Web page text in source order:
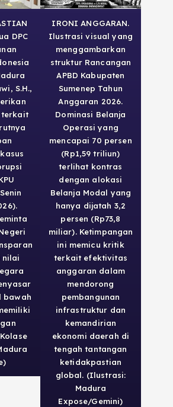
DPC
S.H.,
terkait
nilai
bawah
IRONI ANGGARAN.
Ilustrasi visual yang
menggambarkan
struktur Rancangan
APBD Kabupaten
Sumenep Tahun
Anggaran 2026.
Dominasi Belanja
Operasi yang
mencapai 70 persen
(Rp1,59 triliun)
terlihat kontras
dengan alokasi
Belanja Modal yang
hanya dijatah 3,2
persen (Rp73,8
miliar). Ketimpangan
ini memicu kritik
terkait efektivitas
anggaran dalam
mendorong
pembangunan
infrastruktur dan
kemandirian
ekonomi daerah di
tengah tantangan
ketidakpastian
global. (Ilustrasi:
Madura
Expose/Gemini)